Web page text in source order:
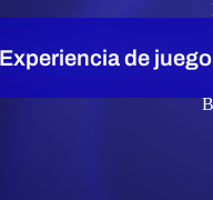
16 de diciembre